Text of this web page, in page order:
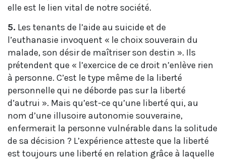
elle est le lien vital de notre société.
5. Les tenants de l’aide au suicide et de
l’euthanasie invoquent « le choix souverain du
malade, son désir de maîtriser son destin ». Ils
prétendent que « l’exercice de ce droit n’enlève rien
à personne. C’est le type même de la liberté
personnelle qui ne déborde pas sur la liberté
d’autrui ». Mais qu’est-ce qu’une liberté qui, au
nom d’une illusoire autonomie souveraine,
enfermerait la personne vulnérable dans la solitude
de sa décision ? L’expérience atteste que la liberté
est toujours une liberté en relation grâce à laquelle